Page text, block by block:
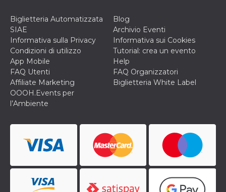
Biglietteria Automatizzata
SIAE
Blog
Archivio Eventi
Informativa sulla Privacy
Informativa sui Cookies
Condizioni di utilizzo
Tutorial: crea un evento
App Mobile
Help
FAQ Utenti
FAQ Organizzatori
Affiliate Marketing
Biglietteria White Label
OOOH.Events per
l’Ambiente